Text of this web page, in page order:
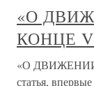
«О
КОНЦЕ
«О
статья,